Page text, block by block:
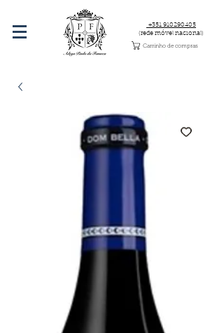
+351 910290405
(rede móvel nacional)
Carrinho de compras